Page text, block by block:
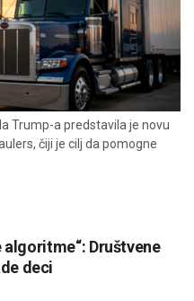
Trump-a predstavila je novu
čiji je cilj da pomogne
Društvene
deci